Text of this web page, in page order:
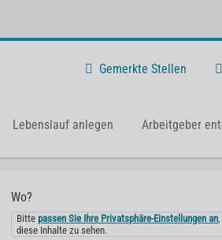
Gemerkte Stellen
Lebenslauf anlegen Arbeitgeber
Wo?
Bittepassen Sie Ihre Privatsphäre-Einstellungen an
diese Inhalte zu sehen.